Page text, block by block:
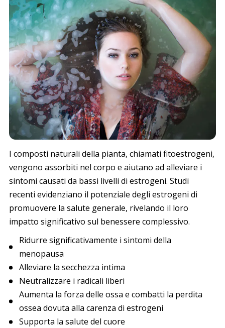
I composti naturali della pianta, chiamati fitoestrogeni,
vengono assorbiti nel corpo e aiutano ad alleviare i
sintomi causati da bassi livelli di estrogeni. Studi
recenti evidenziano il potenziale degli estrogeni di
promuovere la salute generale, rivelando il loro
impatto significativo sul benessere complessivo.
Ridurre significativamente i sintomi della
menopausa
Alleviare la secchezza intima
Neutralizzare i radicali liberi
Aumenta la forza delle ossa e combatti la perdita
ossea dovuta alla carenza di estrogeni
Supporta la salute del cuore